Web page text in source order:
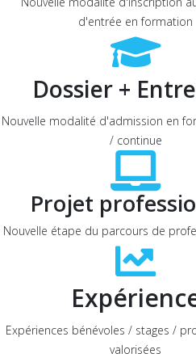
d'entrée en formation
Dossier +
Nouvelle modalité d'admission en
/ continue
Projet
Nouvelle étape du parcours de
Expériences bénévoles / stages /
valorisées